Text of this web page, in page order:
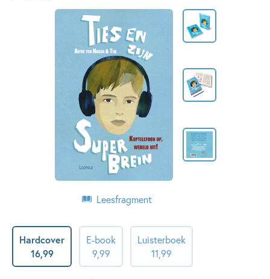
Leesfragment
Hardcover
16,99
E-book
9,99
Luisterboek
11,99